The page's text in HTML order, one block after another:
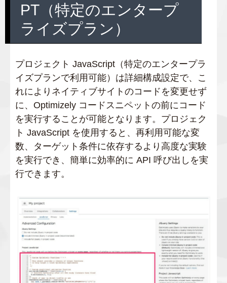
PT（特定のエンタープ
ライズプラン）
プロジェクト JavaScript（特定のエンタープラ
イズプランで利用可能）は詳細構成設定で、こ
れによりネイティブサイトのコードを変更せず
に、Optimizely コードスニペットの前にコード
を実行することが可能となります。プロジェク
ト JavaScript を使用すると、再利用可能な変
数、ターゲット条件に依存するより高度な実験
を実行でき、簡単に効率的に API 呼び出しを実
行できます。